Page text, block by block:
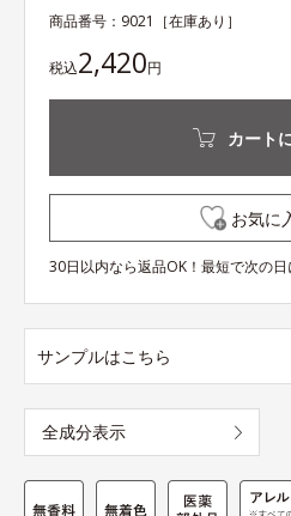
商品番号： 9021 ［在庫あり］
税込2,420円
カート
お気に
30日以内なら返品OK！最短で次の日
サンプルはこちら
全成分表示